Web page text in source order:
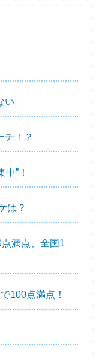
い
チ！？
”！
は？
満点、全国1
100点満点！